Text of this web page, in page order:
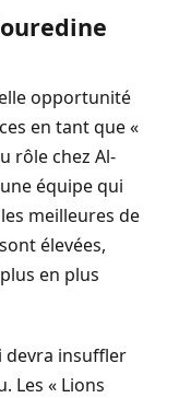
opportunité
en tant que «
rôle chez Al-
équipe qui
meilleures de
élevées,
en plus
devra insuffler
Les « Lions